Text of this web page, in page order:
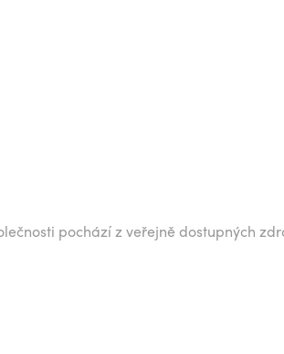
pochází z veřejně dostupných